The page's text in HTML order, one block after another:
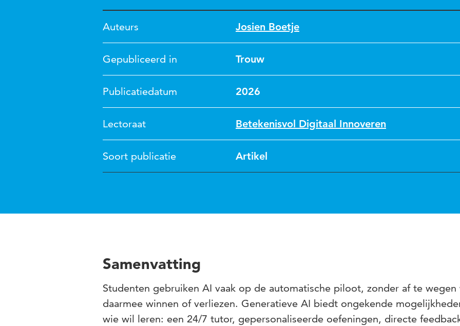
Auteurs Josien Boetje
Gepubliceerd in Trouw
Publicatiedatum 2026
Lectoraat Betekenisvol Digitaal Innoveren
Soort publicatie Artikel
Samenvatting
Studenten gebruiken AI vaak op de automatische piloot, zonder af te wegen
daarmee winnen of verliezen. Generatieve AI biedt ongekende
wie wil leren: een 24/7 tutor, gepersonaliseerde oefeningen, directe